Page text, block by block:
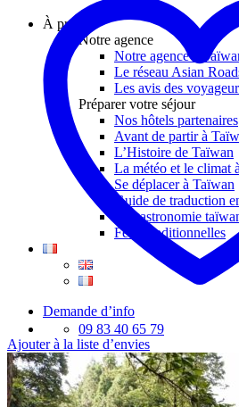
À propos
Notre agence
Notre agence à
Le réseau Asian
Les avis des
Préparer votre séjour
Nos hôtels partenaires
Avant de partir à
L’Histoire de Taïwan
La météo et le climat
Se déplacer à Taïwan
Guide de traduction
La gastronomie
Fêtes traditionnelles
Demande d’info
09 83 40 65 79
Ajouter à la liste d’envies